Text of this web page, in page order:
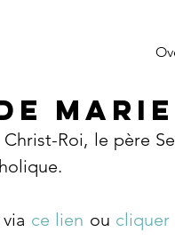
Marie
Roi, le père
ce lien ou cliquer